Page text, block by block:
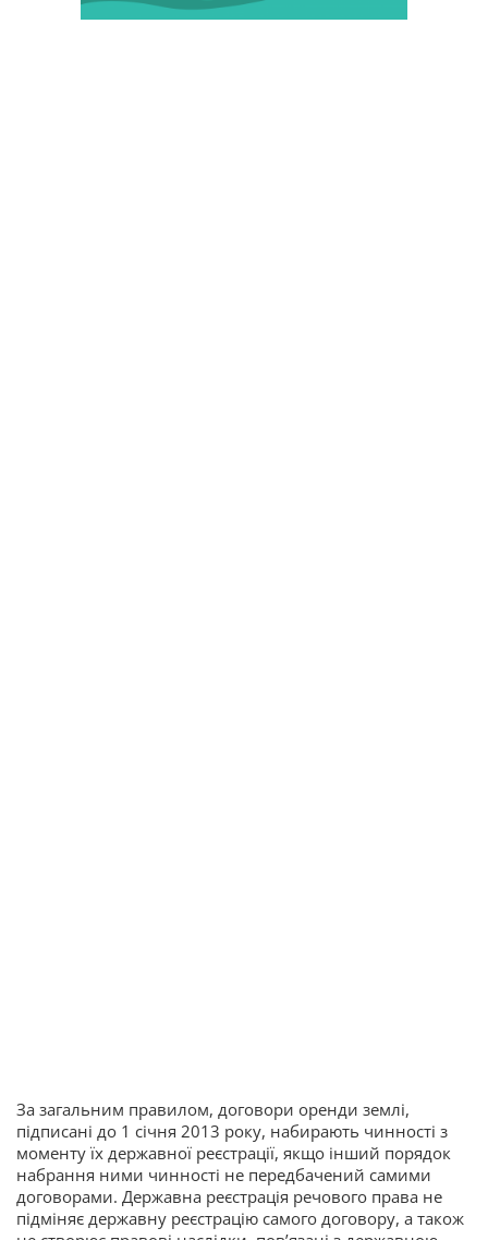
За загальним правилом, договори оренди землі,
підписані до 1 січня 2013 року, набирають чинності з
моменту їх державної реєстрації, якщо інший порядок
набрання ними чинності не передбачений самими
договорами. Державна реєстрація речового права не
підміняє державну реєстрацію самого договору, а також